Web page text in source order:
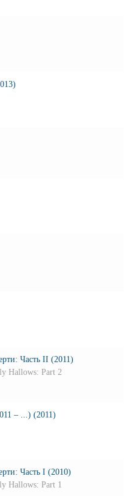
Часть II (2011)
Hallows: Part 2
– ...) (2011)
Часть I (2010)
Hallows: Part 1